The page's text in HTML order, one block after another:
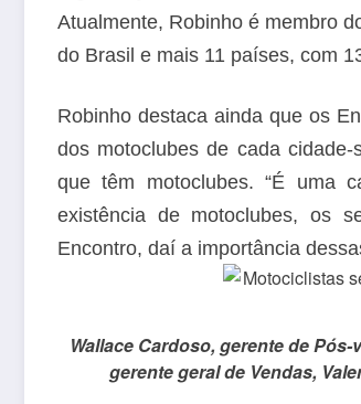
Atualmente, Robinho é membro
do Brasil e mais 11 países, com
Robinho destaca ainda que os
dos motoclubes de cada
que têm motoclubes. “É uma
existência de motoclubes, os
Encontro, daí a importância
Wallace Cardoso, gerente de
gerente geral de Vendas,